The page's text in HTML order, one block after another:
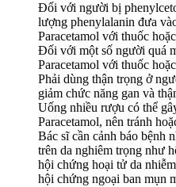
Đối với người bị
lượng phenylalanin đưa
Paracetamol với thuốc
Đối với một số người quá
Paracetamol với thuốc
Phải dùng thận trọng ở
giảm chức năng gan và
Uống nhiều rượu có thể
Paracetamol, nên tránh
Bác sĩ cần cảnh báo bệnh
trên da nghiêm trọng như
hội chứng hoại tử da
hội chứng ngoại ban mụn